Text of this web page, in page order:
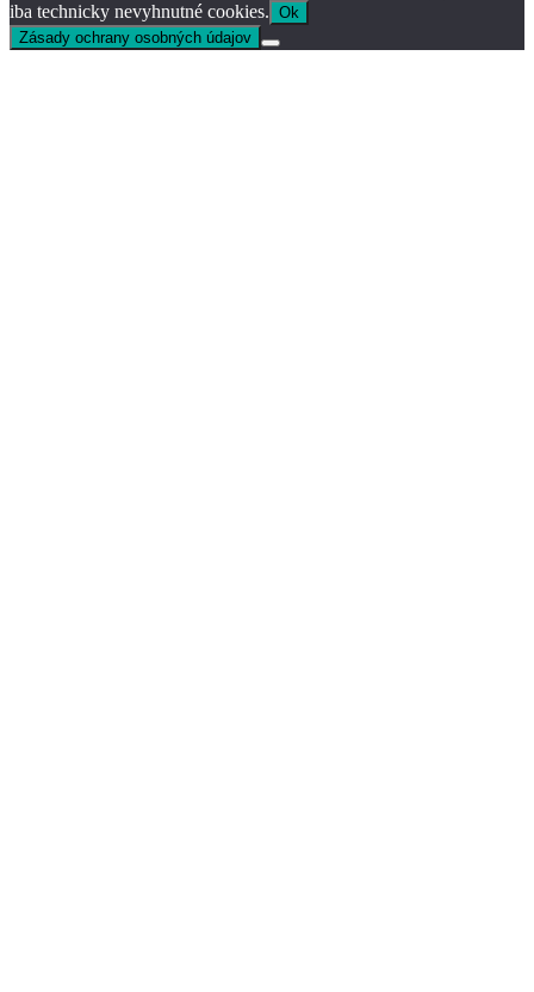
iba technicky nevyhnutné cookies. Ok
Zásady ochrany osobných údajov